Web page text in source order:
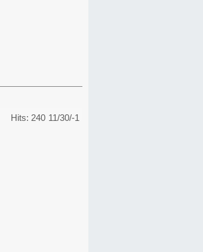
11/30/-1
Hits: 240